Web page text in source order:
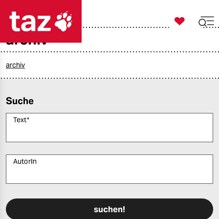
politik
gesellschaft
sport

taz zahl ich
archiv
archiv
Suche
Text*
AutorIn